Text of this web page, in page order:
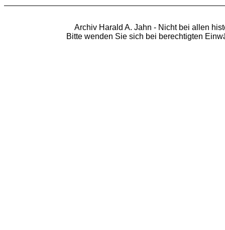
Archiv Harald A. Jahn - Nicht bei allen
Bitte wenden Sie sich bei berechtigten